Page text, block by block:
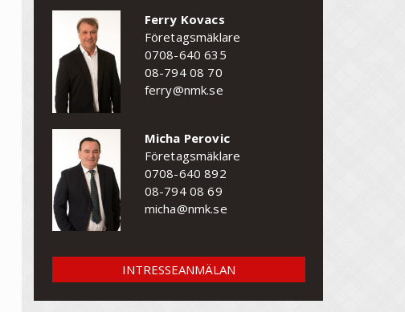
Ferry Kovacs
Företagsmäklare
0708-640 635
08-794 08 70
ferry@nmk.se
Micha Perovic
Företagsmäklare
0708-640 892
08-794 08 69
micha@nmk.se
INTRESSEANMÄLAN